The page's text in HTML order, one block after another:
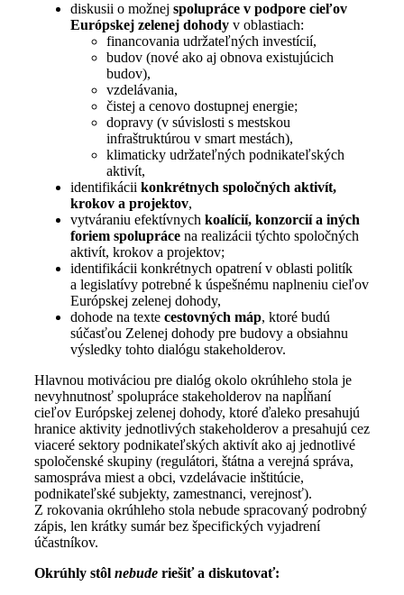
diskusii o možnej spolupráce v podpore cieľov
Európskej zelenej dohody v oblastiach:
financovania udržateľných investícií,
budov (nové ako aj obnova existujúcich
budov),
vzdelávania,
čistej a cenovo dostupnej energie;
dopravy (v súvislosti s mestskou
infraštruktúrou v smart mestách),
klimaticky udržateľných podnikateľských
aktivít,
identifikácii konkrétnych spoločných aktivít,
krokov a projektov,
vytváraniu efektívnych koalícií, konzorcií a iných
foriem spoluprácena realizácii týchto spoločných
aktivít, krokov a projektov;
identifikácii konkrétnych opatrení v oblasti politík
a legislatívy potrebné k úspešnému naplneniu cieľov
Európskej zelenej dohody,
dohode na texte cestovných máp, ktoré budú
súčasťou Zelenej dohody pre budovy a obsiahnu
výsledky tohto dialógu stakeholderov.
Hlavnou motiváciou pre dialóg okolo okrúhleho stola je
nevyhnutnosť spolupráce stakeholderov na napĺňaní
cieľov Európskej zelenej dohody, ktoré ďaleko presahujú
hranice aktivity jednotlivých stakeholderov a presahujú cez
viaceré sektory podnikateľských aktivít ako aj jednotlivé
spoločenské skupiny (regulátori, štátna a verejná správa,
samospráva miest a obci, vzdelávacie inštitúcie,
podnikateľské subjekty, zamestnanci, verejnosť).
Z rokovania okrúhleho stola nebude spracovaný podrobný
zápis, len krátky sumár bez špecifických vyjadrení
účastníkov.
Okrúhly stôl nebuderiešiť a diskutovať: